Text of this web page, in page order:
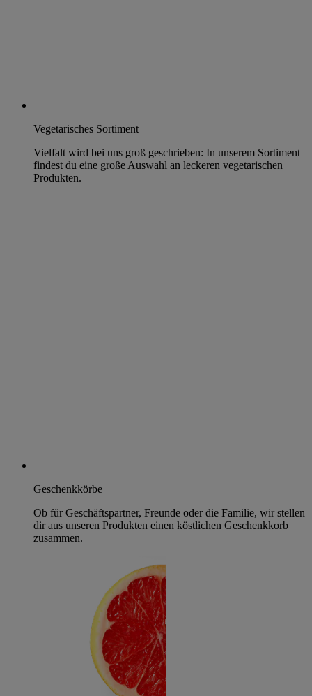
Vegetarisches Sortiment
Vielfalt wird bei uns groß geschrieben: In unserem Sortiment
findest du eine große Auswahl an leckeren vegetarischen
Produkten.
Geschenkkörbe
Ob für Geschäftspartner, Freunde oder die Familie, wir stellen
dir aus unseren Produkten einen köstlichen Geschenkkorb
zusammen.